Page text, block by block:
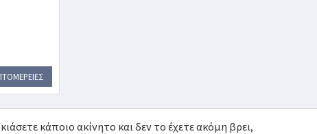
κάποιο ακίνητο και δεν το έχετε ακόμη βρει,